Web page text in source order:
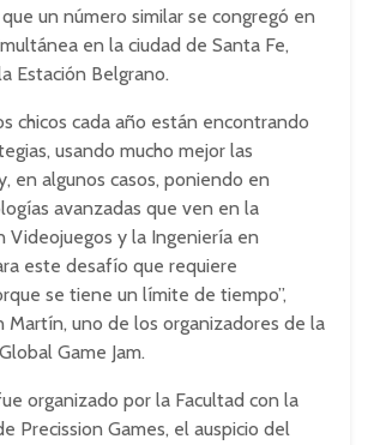
un número similar se congregó en
en la ciudad de Santa Fe,
Estación Belgrano.
chicos cada año están encontrando
usando mucho mejor las
en algunos casos, poniendo en
avanzadas que ven en la
Videojuegos y la Ingeniería en
este desafío que requiere
se tiene un límite de tiempo”,
Martín, uno de los organizadores de la
Game Jam.
organizado por la Facultad con la
Precission Games, el auspicio del